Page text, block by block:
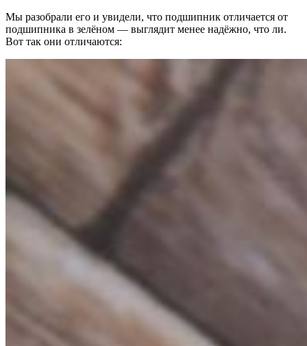
Мы разобрали его и увидели, что подшипник отличается от
подшипника в зелёном — выглядит менее надёжно, что ли.
Вот так они отличаются: